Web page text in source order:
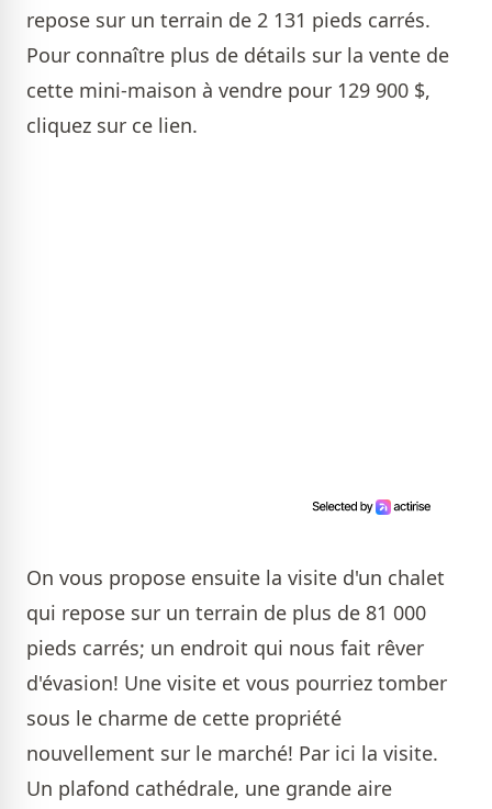
repose sur un terrain de 2 131 pieds carrés.
Pour connaître plus de détails sur la vente de
cette mini-maison à vendre pour 129 900 $,
cliquez sur ce lien.
On vous propose ensuite la visite d'un chalet
qui repose sur un terrain de plus de 81 000
pieds carrés; un endroit qui nous fait rêver
d'évasion! Une visite et vous pourriez tomber
sous le charme de cette propriété
nouvellement sur le marché! Par ici la visite.
Un plafond cathédrale, une grande aire